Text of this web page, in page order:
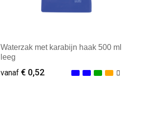
Waterzak met karabijn haak 500 ml
leeg
vanaf € 0,52